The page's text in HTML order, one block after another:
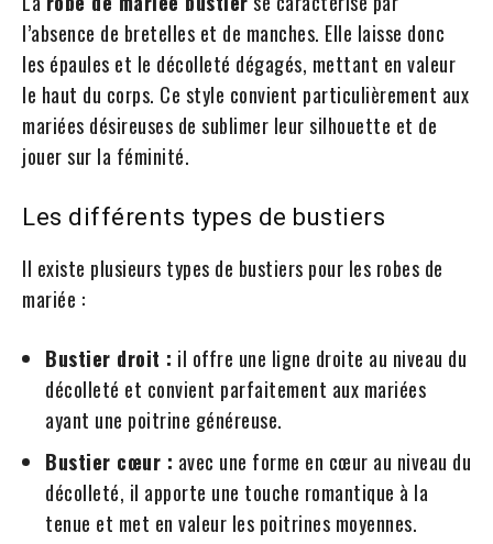
l’absence de bretelles et de manches. Elle laisse donc
les épaules et le décolleté dégagés, mettant en valeur
le haut du corps. Ce style convient particulièrement aux
mariées désireuses de sublimer leur silhouette et de
jouer sur la féminité.
Les différents types de bustiers
Il existe plusieurs types de bustiers pour les robes de
mariée :
Bustier droit : il offre une ligne droite au niveau du
décolleté et convient parfaitement aux mariées
ayant une poitrine généreuse.
Bustier cœur : avec une forme en cœur au niveau du
décolleté, il apporte une touche romantique à la
tenue et met en valeur les poitrines moyennes.